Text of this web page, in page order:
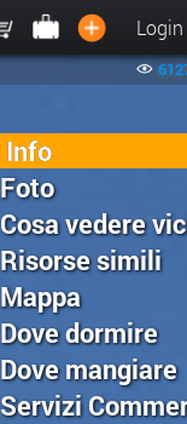
Login
Info
Foto
Cosa vedere
Risorse simili
Mappa
Dove dormire
Dove mangiare
Servizi